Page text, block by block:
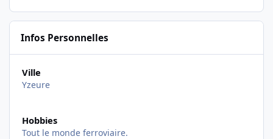
Infos Personnelles
Ville
Yzeure
Hobbies
Tout le monde ferroviaire.